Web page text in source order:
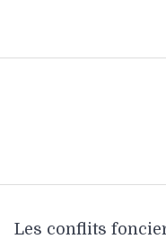
Les conflits